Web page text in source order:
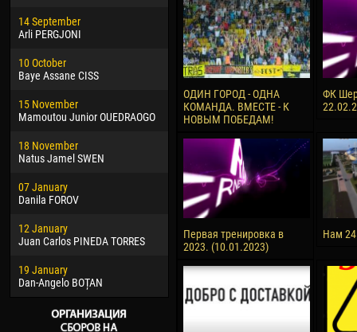
14 September
Arli PERGJONI
10 October
Baye Assane CISS
15 November
Mamoutou Junior OUEDRAOGO
18 November
Natus Jamel SWEN
07 January
Danila FOROV
12 January
Juan Carlos PINEDA TORRES
19 January
Dan-Angelo BOȚAN
24 February
Vladislav COSTIN
02 March
Veaceslav COZMA
09 March
Emmanuel AFETSE
Jayder Moreno ASPRILLA
22 March
Samba KONÉ
26 March
Vitor Hugo Morais de OLIVEIRA
28 March
Raí LOPES DE OLIVEIRA
13
24
15
28
10
Ivan
ОДИН ГОРОД - ОДНА
КОМАНДА. ВМЕСТЕ - К
НОВЫМ ПОБЕДАМ!
ФК
Первая тренировка в
2023. (10.01.2023)
Нам